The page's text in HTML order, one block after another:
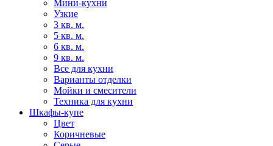
Мини-кухни
Узкие
3 кв. м.
5 кв. м.
6 кв. м.
9 кв. м.
Все для кухни
Варианты отделки
Мойки и смесители
Техника для кухни
Шкафы-купе
Цвет
Коричневые